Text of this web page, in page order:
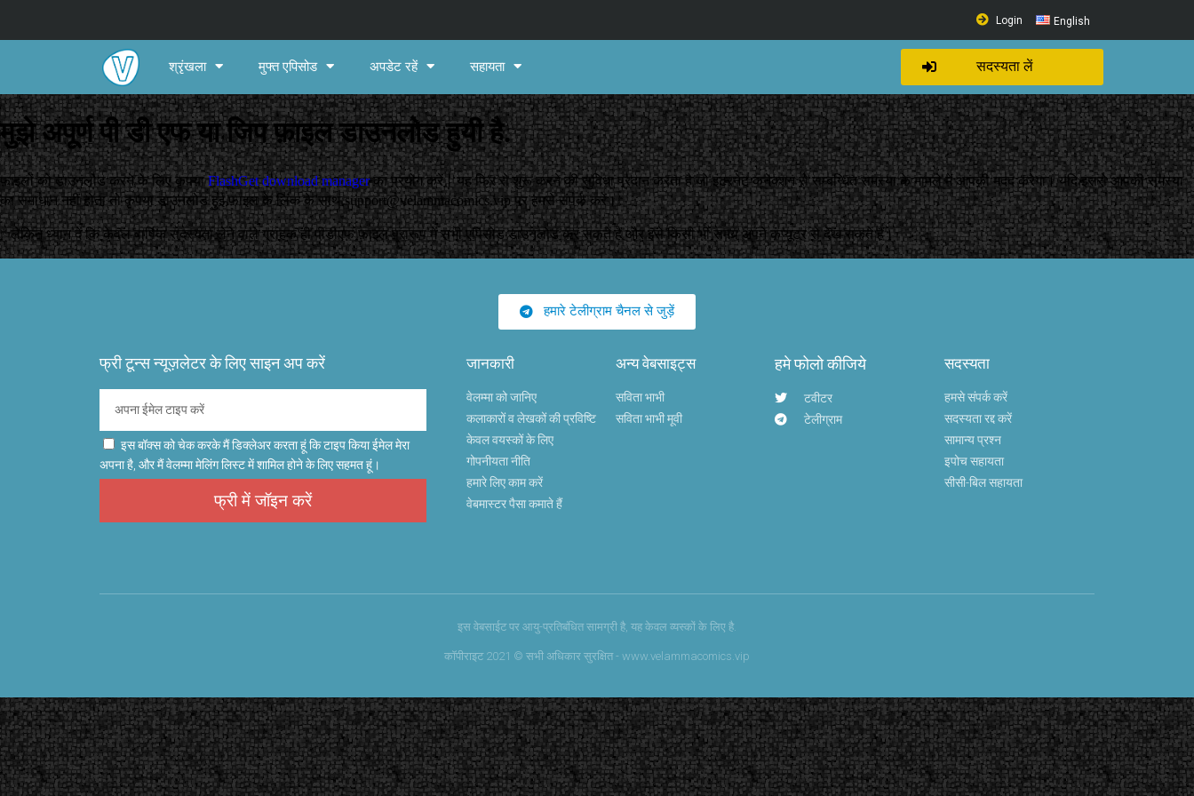
Login English
श्रृंखला मुफ्त एपिसोड अपडेट रहें सहायता सदस्यता लें
मुझे अपूर्ण पी डी एफ या जिप फ़ाइल डाउनलोड हुयी है.
फ़ाइलों को डाउनलोड करने के लिए कृपयाFlashGet download managerका प्रयोग करें। यह फिर से शुरू करने की सुविधा प्रदान करता है जो इंटरनेट कनेक्शन से सम्बन्धित समस्या के मामले में आपकी मदद करेगा। यदि इससे आपकी समस्या
का समाधान नहीं होता तो कृपया डाउनलोड हुई फ़ाइल के लिंक के साथsupport@velammacomics.vipपर हमसे संपर्क करें।
* लेकिन ध्यान दें कि केवल वार्षिक सदस्यता लेने वाले ग्राहक ही पीडीएफ फ़ाइल प्रारूप में सभी एपिसोड डाउनलोड कर सकते हैं और इसे किसी भी समय अपने कंप्यूटर से देख सकते हैं।
हमारे टेलीग्राम चैनल से जुड़ें
फ्री टून्स न्यूज़लेटर के लिए साइन अप करें
इस बॉक्स को चेक करके मैं डिक्लेअर करता हूं कि टाइप किया ईमेल मेरा
अपना है, और मैं वेलम्मा मेलिंग लिस्ट में शामिल होने के लिए सहमत हूं।
फ्री में जॉइन करें
जानकारी
वेलम्मा को जानिए
कलाकारों व लेखकों की प्रविष्टि
केवल वयस्कों के लिए
गोपनीयता नीति
हमारे लिए काम करें
वेबमास्टर पैसा कमाते हैं
अन्य वेबसाइट्स
सविता भाभी
सविता भाभी मूवी
हमे फोलो कीजिये
टवीटर
टेलीग्राम
सदस्यता
हमसे संपर्क करें
सदस्यता रद्द करें
सामान्य प्रश्न
इपोच सहायता
सीसी-बिल सहायता
इस वेबसाईट पर आयु-प्रतिबंधित सामग्री है, यह केवल व्यस्कों के लिए है.
कॉपीराइट 2021 © सभी अधिकार सुरक्षित - www.velammacomics.vip